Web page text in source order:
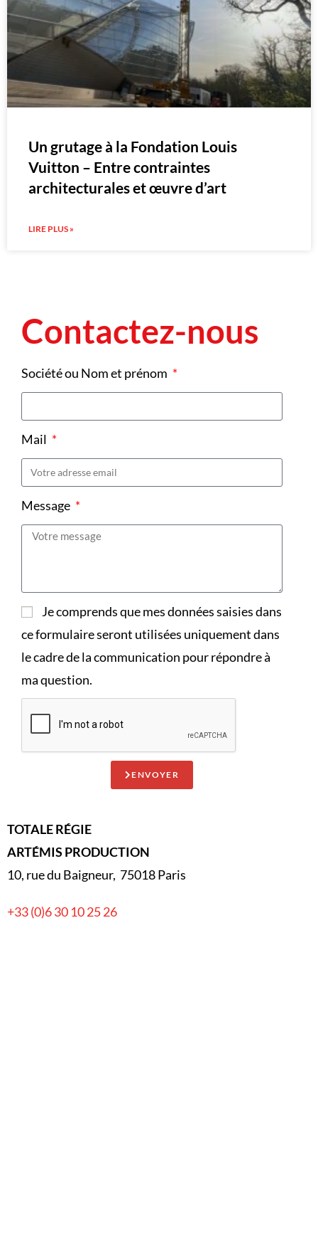
Un grutage à la Fondation Louis
Vuitton – Entre contraintes
architecturales et œuvre d’art
LIRE PLUS »
Contactez-nous
Société ou Nom et prénom
Mail
Message
Je comprends que mes données saisies dans
ce formulaire seront utilisées uniquement dans
le cadre de la communication pour répondre à
ma question.
ENVOYER
TOTALE RÉGIE
ARTÉMIS PRODUCTION
10, rue du Baigneur, 75018 Paris
+33 (0)6 30 10 25 26